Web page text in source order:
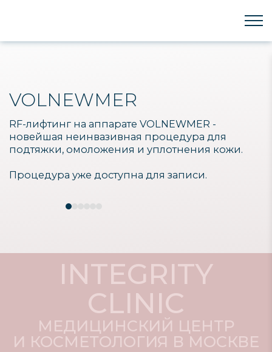
VOLNEWMER
RF-лифтинг на аппарате VOLNEWMER -
новейшая неинвазивная процедура для
подтяжки, омоложения и уплотнения кожи.
Процедура уже доступна для записи.
INTEGRITY
CLINIC
МЕДИЦИНСКИЙ ЦЕНТР
И КОСМЕТОЛОГИЯ В МОСКВЕ